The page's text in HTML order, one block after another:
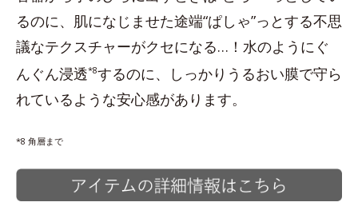
るのに、肌になじませた途端“ぱしゃ”っとする不思
議なテクスチャーがクセになる…！水のようにぐ
んぐん浸透*8するのに、しっかりうるおい膜で守ら
れているような安心感があります。
*8 角層まで